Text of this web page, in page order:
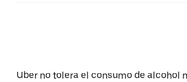
Uber no tolera el consumo de alcohol